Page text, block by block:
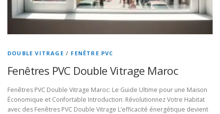
DOUBLE VITRAGE / FENÊTRE PVC
Fenêtres PVC Double Vitrage Maroc
Fenêtres PVC Double Vitrage Maroc: Le Guide Ultime pour une Maison
Économique et Confortable Introduction: Révolutionnez Votre Habitat
avec des Fenêtres PVC Double Vitrage L’efficacité énergétique devient